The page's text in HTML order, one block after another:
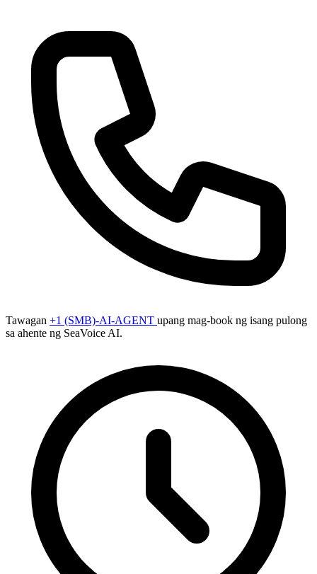
Tawagan +1 (SMB)-AI-AGENT upang mag-book ng isang pulong
sa ahente ng SeaVoice AI.